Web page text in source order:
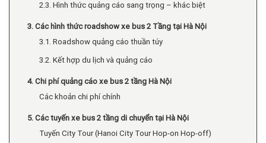
2.3. Hình thức quảng cáo sang trọng – khác biệt
3. Các hình thức roadshow xe bus 2 Tầng tại Hà Nội
3.1. Roadshow quảng cáo thuần túy
3.2. Kết hợp du lịch và quảng cáo
4. Chi phí quảng cáo xe bus 2 tầng Hà Nội
Các khoản chi phí chính
5. Các tuyến xe bus 2 tầng di chuyển tại Hà Nội
Tuyến City Tour (Hanoi City Tour Hop-on Hop-off)